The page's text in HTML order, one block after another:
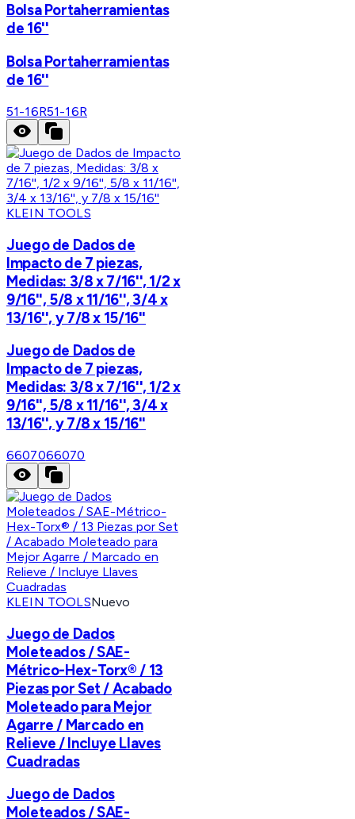
Bolsa Portaherramientas
de 16''
Bolsa Portaherramientas
de 16''
51-16R51-16R
KLEIN TOOLS
Juego de Dados de
Impacto de 7 piezas,
Medidas: 3/8 x 7/16'', 1/2 x
9/16'', 5/8 x 11/16'', 3/4 x
13/16'', y 7/8 x 15/16''
Juego de Dados de
Impacto de 7 piezas,
Medidas: 3/8 x 7/16'', 1/2 x
9/16'', 5/8 x 11/16'', 3/4 x
13/16'', y 7/8 x 15/16''
6607066070
KLEIN TOOLSNuevo
Juego de Dados
Moleteados / SAE-
Métrico-Hex-Torx® / 13
Piezas por Set / Acabado
Moleteado para Mejor
Agarre / Marcado en
Relieve / Incluye Llaves
Cuadradas
Juego de Dados
Moleteados / SAE-